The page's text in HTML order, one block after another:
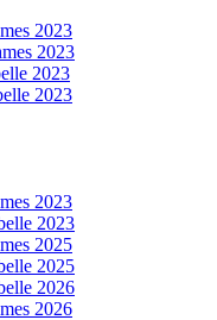
2023
2023
2023
2023
2023
2023
2025
2025
2026
2026